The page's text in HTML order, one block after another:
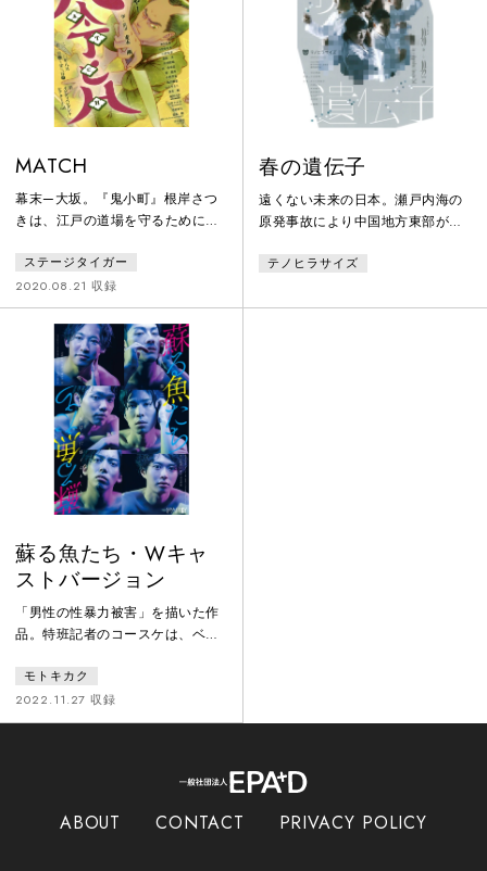
れる。もちろん住人たちは大反
対。しかし早速、噂を聞きつけた
大手不動産「木村興産」が下見に
やってくる。住人たちはアパート
と自分たち
MATCH
幕末—大坂。『鬼小町』根岸さつ
きは、江戸の道場を守るために政
ばれた刀剣研ぎ師、平井平十郎。
しかし、平十郎は「刀を見るのも
嫌になった」と隠居同然であっ
た。昼寝ばかりの平十郎にさつき
は武士失格の烙印を押す。夫婦間
は冷えきり、さつきは何とか平十
郎に刀を握らせようと奮戦するの
だがー。時を同じくして幕末—江
戸大坂ー江戸間を往復する飛脚、
通称三度飛脚。その卸問屋、『さ
くら屋』に新
ステージタイガー
2020.08.21 収録
春の遺伝子
遠くない未来の日本。瀬戸内海の
原発事故により中国地方東部が放
難区域に指定された世界。事故か
身元不明の男が発見された。男は
テノヒラサイズ
蘇る魚たち・Wキャ
ストバージョン
「男性の性暴力被害」を描いた作
品。特班記者のコースケは、ベラ
ノゾミの影響だ。ある日、コース
ケが勤める編集部に、子どもの
頃、ノゾミの父親から性暴力を受
去に立ち向かおうとするコースケ
性の性暴力被害者たちが幼少期か
モトキカク
2022.11.27 収録
ABOUT CONTACT PRIVACY POLICY